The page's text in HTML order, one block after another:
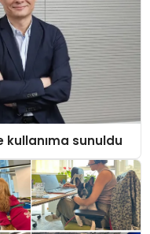
kullanıma sunuldu